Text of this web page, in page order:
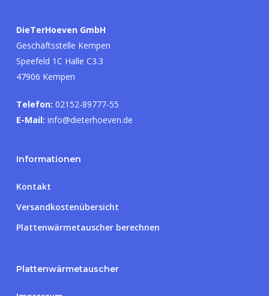
DieTerHoeven GmbH
Geschäftsstelle Kempen
Speefeld 1C Halle C3.3
47906 Kempen
Telefon: 02152-89777-55
E-Mail: info@dieterhoeven.de
Informationen
Kontakt
Versandkostenübersicht
Plattenwärmetauscher berechnen
Plattenwärmetauscher